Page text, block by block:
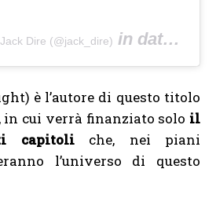
Dire (@jack_dire) in data:
è l’autore di questo titolo
in cui verrà finanziato solo il
capitoliche, nei piani
l’universo di questo